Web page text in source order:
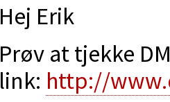
Hej Erik
Prøv at tjekke
link: http://